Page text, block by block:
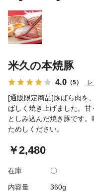
米久の本焼豚
4.0 （5）
[通販限定商品]豚ばら肉を
ばしく焼き上げました。
としみ込んだ焼き豚です
ためしください。
￥2,480
在庫 〇
内容量 360g